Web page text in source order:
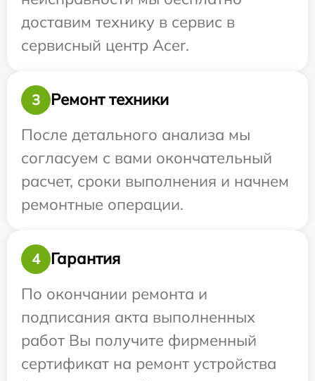
доставим технику в сервис в
сервисный центр Acer.
3
Ремонт техники
После детального анализа мы
согласуем с вами окончательный
расчет, сроки выполнения и начнем
ремонтные операции.
4
Гарантия
По окончании ремонта и
подписания акта выполненных
работ Вы получите фирменный
сертификат на ремонт устройства